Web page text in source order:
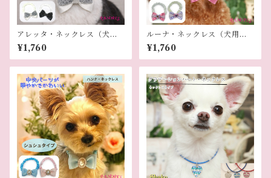
アレッタ・ネックレス（犬用
ネックレス）
¥1,760
ルーナ・ネックレス（犬用ネ
ックレス）
¥1,760